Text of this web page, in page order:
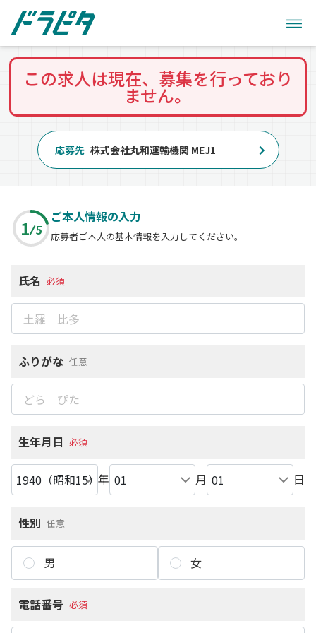
この求人は現在、募集を行っており
ません。
応募先 株式会社丸和運輸機関 MEJ1
1 5
ご本人情報の入力
応募者ご本人の基本情報を入力してください。
氏名 必須
ふりがな 任意
生年月日 必須
年 月 日
性別 任意
男 女
電話番号 必須